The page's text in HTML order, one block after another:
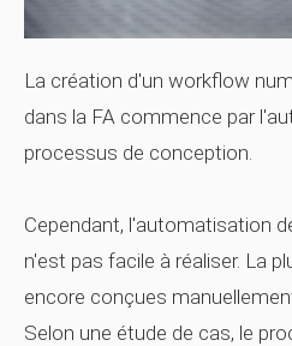
La création d'un workflow
dans la FA commence par
processus de conception.
Cependant, l'automatisation
n'est pas facile à réaliser. La
encore conçues
Selon une étude de cas, le